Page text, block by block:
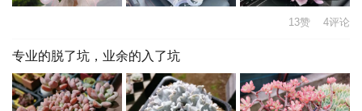
13赞 4评论
专业的脱了坑，业余的入了坑